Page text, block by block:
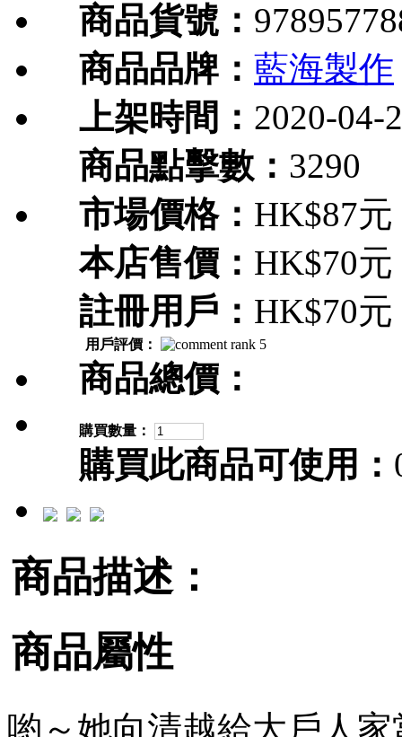
商品貨號：
商品品牌： 藍海製作
上架時間： 2020-04-
商品點擊數： 3290
市場價格： HK$87元
本店售價： HK$70元
註冊用戶： HK$70元
用戶評價：
商品總價：
購買數量：
購買此商品可使用：
商品描述：
商品屬性
喲～她向清越給大戶人